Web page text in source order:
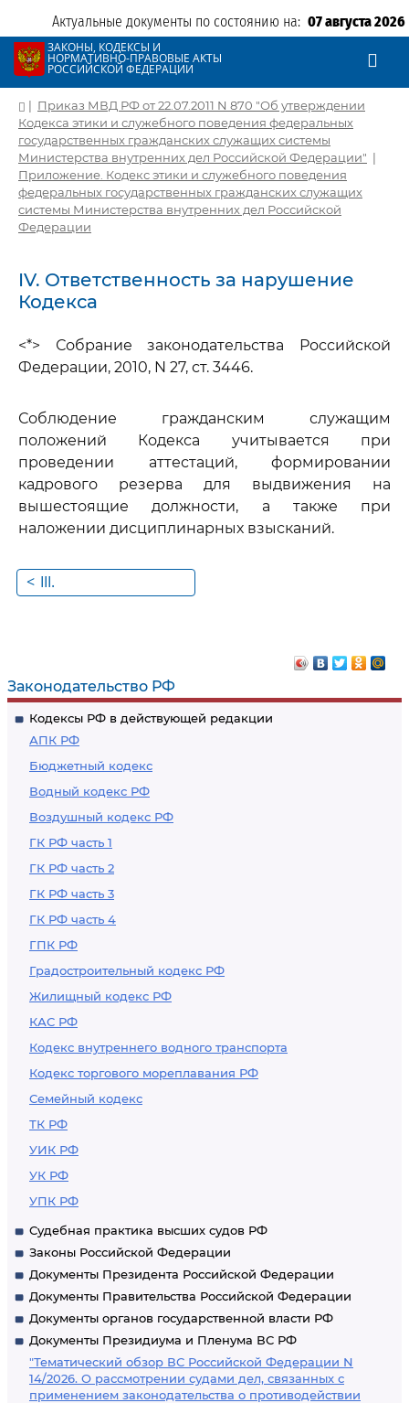
Актуальные документы по состоянию на: 07 августа 2026
ЗАКОНЫ, КОДЕКСЫ И
НОРМАТИВНО-ПРАВОВЫЕ АКТЫ
РОССИЙСКОЙ ФЕДЕРАЦИИ
Законодательство РФ
Кодексы РФ в действующей редакции
АПК РФ
Бюджетный кодекс
Водный кодекс РФ
Воздушный кодекс РФ
ГК РФ часть 1
ГК РФ часть 2
ГК РФ часть 3
ГК РФ часть 4
ГПК РФ
Градостроительный кодекс РФ
Жилищный кодекс РФ
КАС РФ
Кодекс внутреннего водного транспорта
Кодекс торгового мореплавания РФ
Семейный кодекс
ТК РФ
УИК РФ
УК РФ
УПК РФ
Судебная практика высших судов РФ
Законы Российской Федерации
Документы Президента Российской Федерации
Документы Правительства Российской Федерации
Документы органов государственной власти РФ
Документы Президиума и Пленума ВС РФ
"Тематический обзор ВС Российской Федерации N
14/2026. О рассмотрении судами дел, связанных с
применением законодательства о противодействии
| Приказ МВД РФ от 22.07.2011 N 870 "Об утверждении
Кодекса этики и служебного поведения федеральных
государственных гражданских служащих системы
Министерства внутренних дел Российской Федерации" |
Приложение. Кодекс этики и служебного поведения
федеральных государственных гражданских служащих
системы Министерства внутренних дел Российской
Федерации
IV. Ответственность за нарушение
Кодекса
<*> Собрание законодательства Российской
Федерации, 2010, N 27, ст. 3446.
Соблюдение гражданским служащим
положений Кодекса учитывается при
проведении аттестаций, формировании
кадрового резерва для выдвижения на
вышестоящие должности, а также при
наложении дисциплинарных взысканий.
< III.
гражданских
служащих